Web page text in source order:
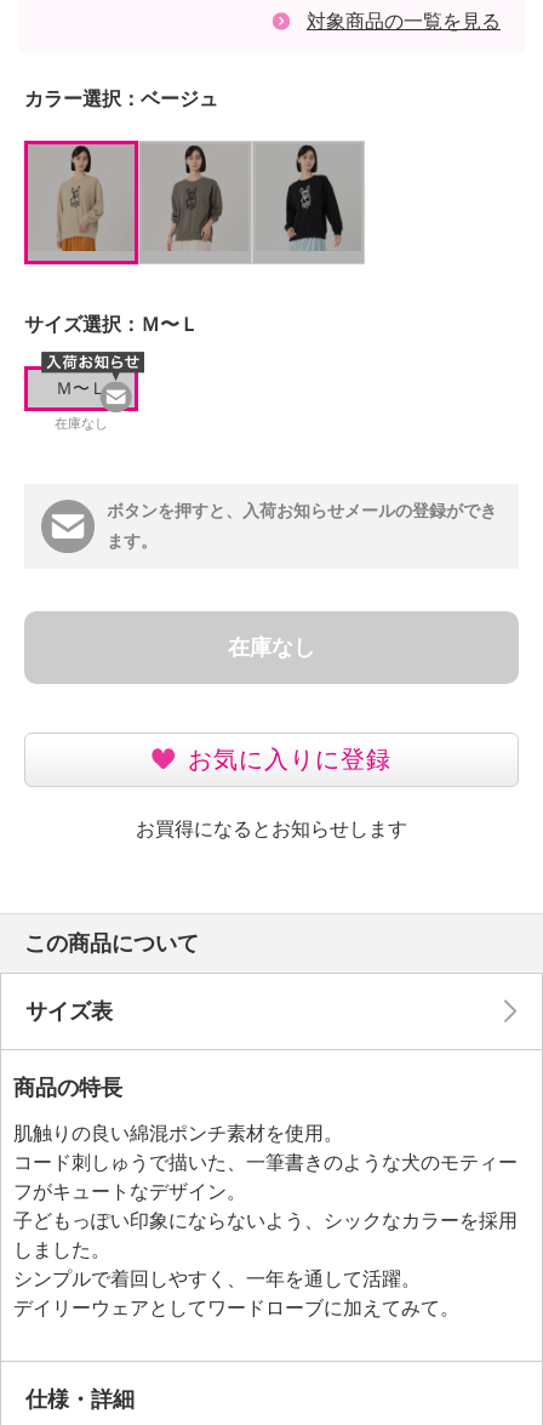
対象商品の一覧を見る
カラー選択： ベージュ
サイズ選択： Ｍ〜Ｌ
Ｍ〜Ｌ
在庫なし
ボタンを押すと、入荷お知らせメールの登録ができ
ます。
在庫なし
お気に入りに登録
お買得になるとお知らせします
この商品について
サイズ表
商品の特長
肌触りの良い綿混ポンチ素材を使用。
コード刺しゅうで描いた、一筆書きのような犬のモティー
フがキュートなデザイン。
子どもっぽい印象にならないよう、シックなカラーを採用
しました。
シンプルで着回しやすく、一年を通して活躍。
デイリーウェアとしてワードローブに加えてみて。
仕様・詳細